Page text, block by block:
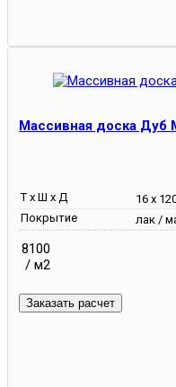
Массивная доска
Т х Ш х Д
16 х
Покрытие
лак /
8100
/ м2